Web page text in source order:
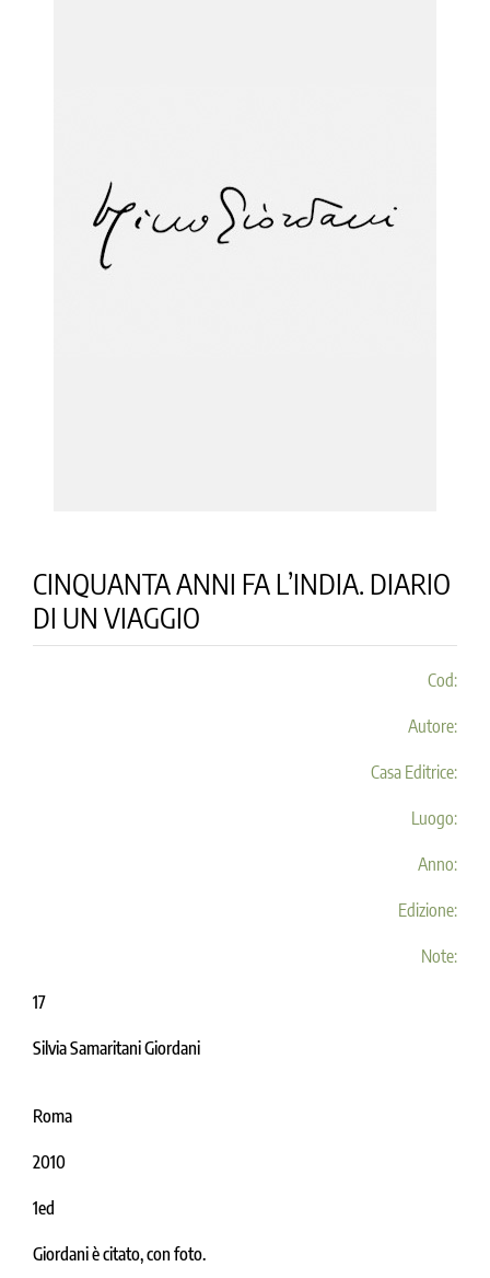
CINQUANTA ANNI FA L’INDIA. DIARIO
DI UN VIAGGIO
Cod:
Autore:
Casa Editrice:
Luogo:
Anno:
Edizione:
Note:
17
Silvia Samaritani Giordani
Roma
2010
1ed
Giordani è citato, con foto.